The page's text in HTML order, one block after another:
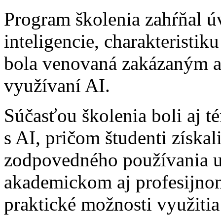
Program školenia zahŕňal
inteligencie,
bola venovaná
využívaní AI.
Súčasťou školenia boli aj
s AI, pričom študenti
zodpovedného používania
akademickom aj
praktické možnosti